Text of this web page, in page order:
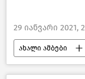
29 იანვარი 2021,
ახალი ამბები
COVID-19 - ბოლო